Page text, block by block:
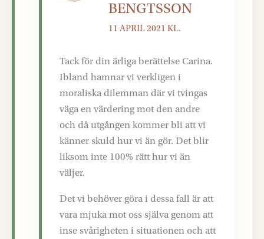
BENGTSSON
11 APRIL 2021 KL.
Tack för din ärliga berättelse Carina.
Ibland hamnar vi verkligen i
moraliska dilemman där vi tvingas
väga en värdering mot den andre
och då utgången kommer bli att vi
känner skuld hur vi än gör. Det blir
liksom inte 100% rätt hur vi än
väljer.
Det vi behöver göra i dessa fall är att
vara mjuka mot oss själva genom att
inse svårigheten i situationen och att